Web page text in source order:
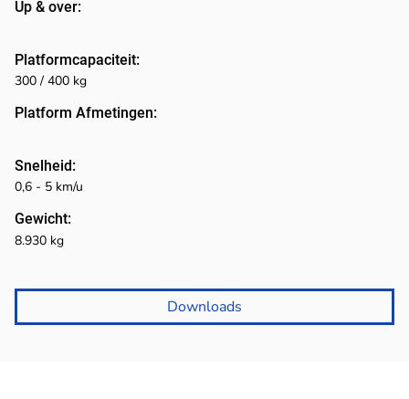
Downloads
Up & over:
Platformcapaciteit:
Platform Afmetingen:
Snelheid:
Gewicht:
300 / 400 kg
0,6 - 5 km/u
8.930 kg